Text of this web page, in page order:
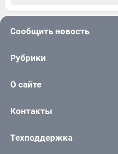
Сообщить новость
Рубрики
О сайте
Контакты
Техподдержка